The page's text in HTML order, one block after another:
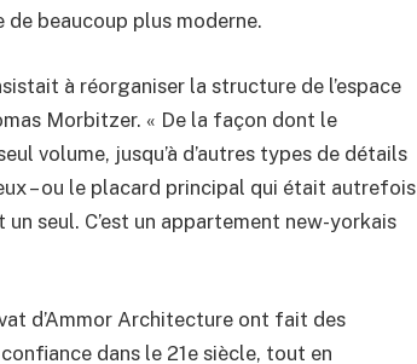
beaucoup plus moderne.
à réorganiser la structure de l’espace
Morbitzer. « De la façon dont le
volume, jusqu’à d’autres types de détails
– ou le placard principal qui était autrefois
seul. C’est un appartement new-yorkais
d’Ammor Architecture ont fait des
dans le 21e siècle, tout en